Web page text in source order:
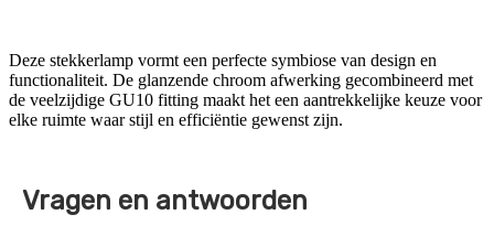
Deze stekkerlamp vormt een perfecte symbiose van design en
functionaliteit. De glanzende chroom afwerking gecombineerd met
de veelzijdige GU10 fitting maakt het een aantrekkelijke keuze voor
elke ruimte waar stijl en efficiëntie gewenst zijn.
Vragen en antwoorden